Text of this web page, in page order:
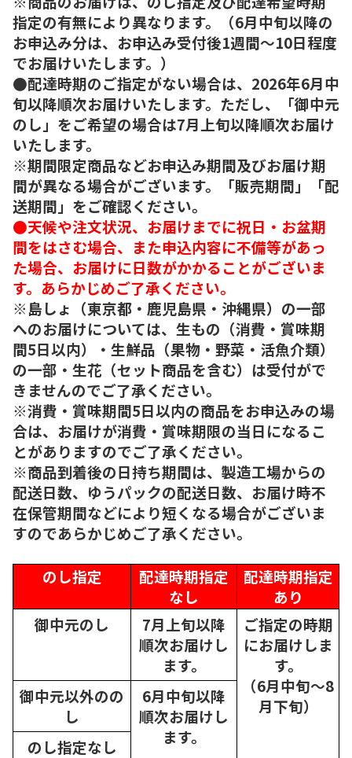
指定の有無により異なります。（6月中旬以降の
お申込み分は、お申込み受付後1週間～10日程度
でお届けいたします。）
●配達時期のご指定がない場合は、2026年6月中
旬以降順次お届けいたします。ただし、「御中元
のし」をご希望の場合は7月上旬以降順次お届け
いたします。
※期間限定商品などお申込み期間及びお届け期
間が異なる場合がございます。「販売期間」「配
送期間」をご確認ください。
●天候や注文状況、お届けまでに祝日・お盆期
間をはさむ場合、また申込内容に不備等があっ
た場合、お届けに日数がかかることがございま
す。あらかじめご了承ください。
※島しょ（東京都・鹿児島県・沖縄県）の一部
へのお届けについては、生もの（消費・賞味期
間5日以内）・生鮮品（果物・野菜・活魚介類）
の一部・生花（セット商品を含む）は受付がで
きませんのでご了承ください。
※消費・賞味期間5日以内の商品をお申込みの場
合は、お届けが消費・賞味期限の当日になるこ
とがありますのでご了承ください。
※商品到着後の日持ち期間は、製造工場からの
配送日数、ゆうパックの配送日数、お届け時不
在保管期間などにより短くなる場合がございま
すのであらかじめご了承ください。
のし指定
配達時期指定
なし
配達時期指定
あり
御中元のし
7月上旬以降
順次お届けし
ます。
ご指定の時期
にお届けしま
す。
（6月中旬～8
月下旬）
御中元以外のの
し
6月中旬以降
順次お届けし
ます。
のし指定なし